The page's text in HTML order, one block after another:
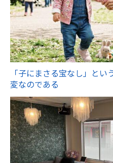
「子にまさる宝なし」と
変なのである